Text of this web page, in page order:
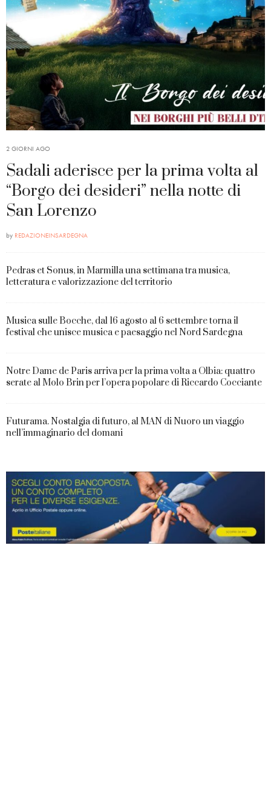
2 GIORNI AGO
Sadali aderisce per la prima volta al
“Borgo dei desideri” nella notte di
San Lorenzo
by REDAZIONEINSARDEGNA
Pedras et Sonus, in Marmilla una settimana tra musica,
letteratura e valorizzazione del territorio
Musica sulle Bocche, dal 16 agosto al 6 settembre torna il
festival che unisce musica e paesaggio nel Nord Sardegna
Notre Dame de Paris arriva per la prima volta a Olbia: quattro
serate al Molo Brin per l’opera popolare di Riccardo Cocciante
Futurama. Nostalgia di futuro, al MAN di Nuoro un viaggio
nell’immaginario del domani